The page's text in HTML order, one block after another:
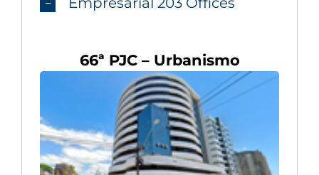
66ª PJC – Urbanismo